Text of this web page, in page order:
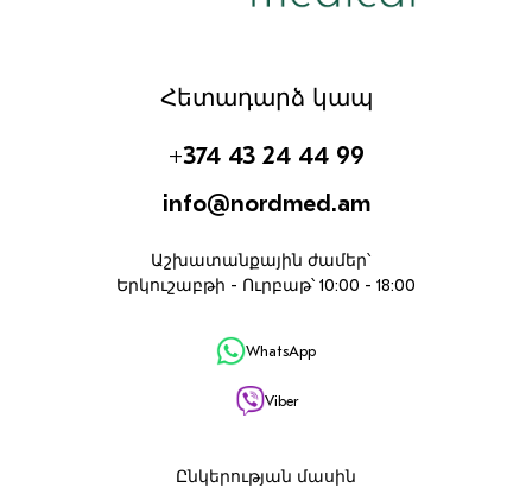
Հետադարձ կապ
+374 43 24 44 99
info@nordmed.am
Աշխատանքային ժամեր՝
Երկուշաբթի - Ուրբաթ՝ 10:00 - 18:00
WhatsApp
Viber
Ընկերության մասին